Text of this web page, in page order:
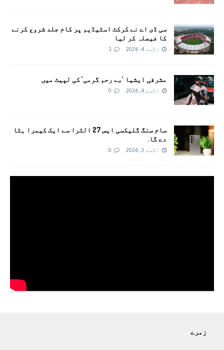
سی ڈی اے نے کرکٹ اسٹیڈیم پر کام جلد شروع کرنے
کا فیصلہ کر لیا
اگست 4, 2026 1
مشرقی ایشیا ‘بے رحم گرمی’ کی لپیٹ میں
اگست 4, 2026 0
سام سنگ گلیکسی ایس 27 الٹرا سے ایک کیمرا ہٹا
دے گا.
اگست 3, 2026 0
زمرے